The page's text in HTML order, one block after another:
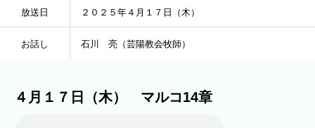
放送日 ２０２５年４月１７日（木）
お話し 石川 亮（芸陽教会牧師）
４月１７日（木） マルコ14章